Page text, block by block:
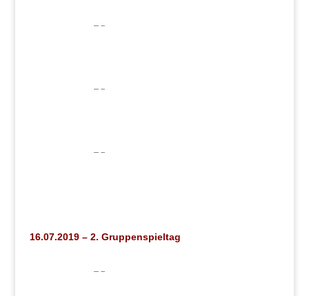
16.07.2019 – 2. Gruppenspieltag